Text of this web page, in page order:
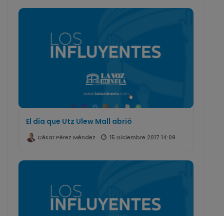
El día que Utz Ulew Mall abrió
César Pérez Méndez 15 Diciembre 2017 14:09